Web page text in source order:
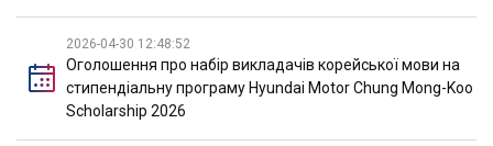
2026-04-30 12:48:52
Оголошення про набір викладачів корейської мови на
стипендіальну програму Hyundai Motor Chung Mong-Koo
Scholarship 2026